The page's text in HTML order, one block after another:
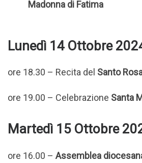
Madonna di Fatima
Lunedì 14 Ottobre
ore 18.30 – Recita del Santo
ore 19.00 – Celebrazione Santa
Martedì 15 Ottobre
ore 16.00 – Assemblea